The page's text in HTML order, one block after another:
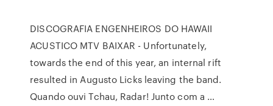
DISCOGRAFIA ENGENHEIROS DO HAWAII
ACUSTICO MTV BAIXAR - Unfortunately,
towards the end of this year, an internal rift
resulted in Augusto Licks leaving the band.
Quando ouvi Tchau, Radar! Junto com a …